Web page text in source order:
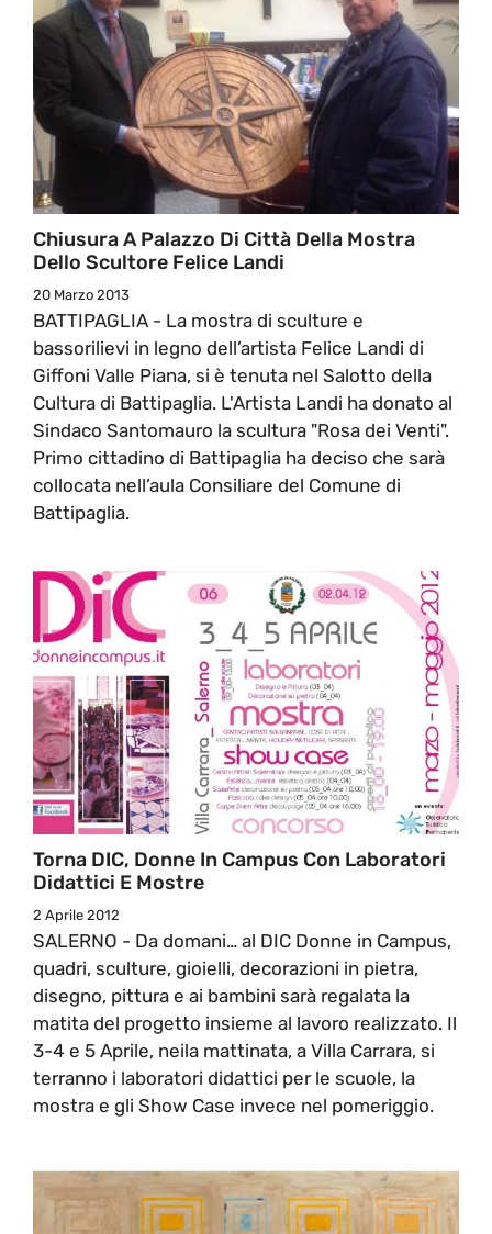
Chiusura A Palazzo Di Città Della Mostra
Dello Scultore Felice Landi
20 Marzo 2013
BATTIPAGLIA - La mostra di sculture e
bassorilievi in legno dell’artista Felice Landi di
Giffoni Valle Piana, si è tenuta nel Salotto della
Cultura di Battipaglia. L'Artista Landi ha donato al
Sindaco Santomauro la scultura "Rosa dei Venti".
Primo cittadino di Battipaglia ha deciso che sarà
collocata nell’aula Consiliare del Comune di
Battipaglia.
Torna DIC, Donne In Campus Con Laboratori
Didattici E Mostre
2 Aprile 2012
SALERNO - Da domani… al DIC Donne in Campus,
quadri, sculture, gioielli, decorazioni in pietra,
disegno, pittura e ai bambini sarà regalata la
matita del progetto insieme al lavoro realizzato. Il
3-4 e 5 Aprile, neila mattinata, a Villa Carrara, si
terranno i laboratori didattici per le scuole, la
mostra e gli Show Case invece nel pomeriggio.